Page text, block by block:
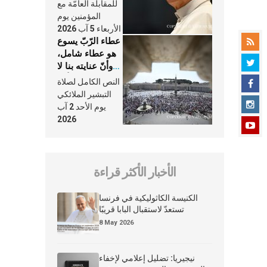
الكنيسة
للمقابلة العامّة مع
المؤمنين يوم
الأربعاء 5 آب 2026
عطاء الرّبّ يسوع
هو عطاء شامل،
وأنّ عنايته بنا لا
تغيب عنّا أبدًا
النص الكامل لصلاة
التبشير الملائكي
يوم الأحد 2 آب
2026
الأخبار الأكثر قراءة
الكنيسة الكاثوليكية في فرنسا
تستعدّ لاستقبال البابا قريبًا
8 May 2026
نيجيريا: تضليل إعلامي لإخفاء